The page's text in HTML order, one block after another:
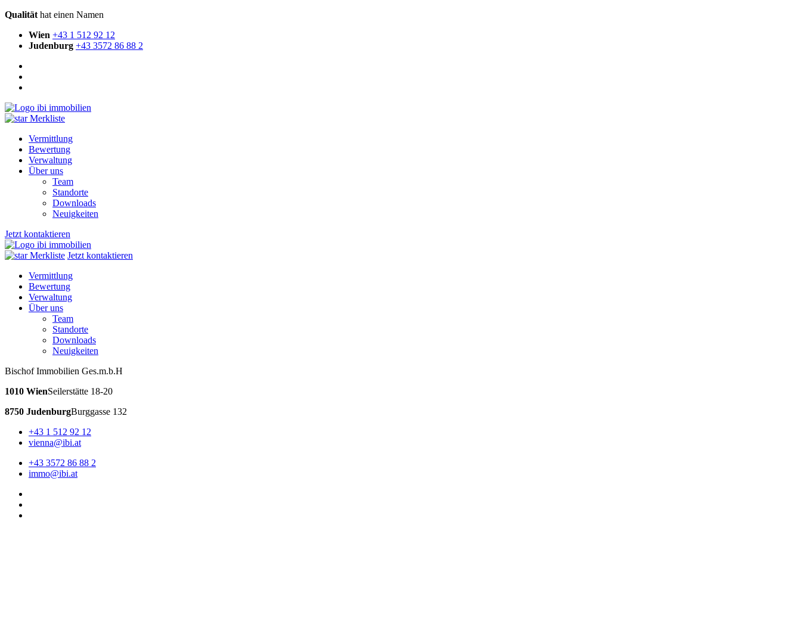
Qualität hat einen Namen
Wien +43 1 512 92 12
Judenburg +43 3572 86 88 2
Merkliste
Vermittlung
Bewertung
Verwaltung
Über uns
Team
Standorte
Downloads
Neuigkeiten
Jetzt kontaktieren
Merkliste Jetzt kontaktieren
Vermittlung
Bewertung
Verwaltung
Über uns
Team
Standorte
Downloads
Neuigkeiten
Bischof Immobilien Ges.m.b.H
1010 WienSeilerstätte 18-20
8750 JudenburgBurggasse 132
+43 1 512 92 12
vienna@ibi.at
+43 3572 86 88 2
immo@ibi.at